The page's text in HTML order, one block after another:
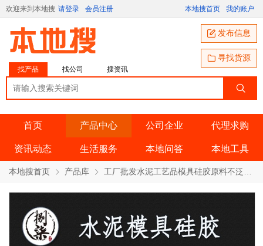
欢迎来到本地搜 请登录 会员注册 本地搜首页 我的账户
找产品 找公司 搜资讯
发布信息
寻找货源
首页 产品中心 公司企业 代理求购
资讯动态 生活服务 本地问答 本地工具
本地搜首页 产品库